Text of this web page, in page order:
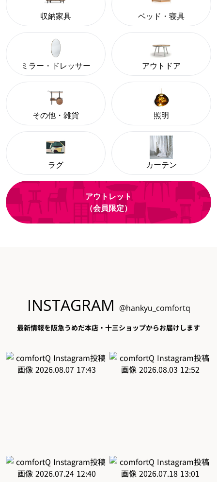
収納家具 ベッド・寝具
ミラー・ドレッサー アウトドア
その他・雑貨 照明
ラグ カーテン
アウトレット
（会員限定）
INSTAGRAM @hankyu_comfortq
最新情報を阪急うめだ本店・十三ショップからお届けします